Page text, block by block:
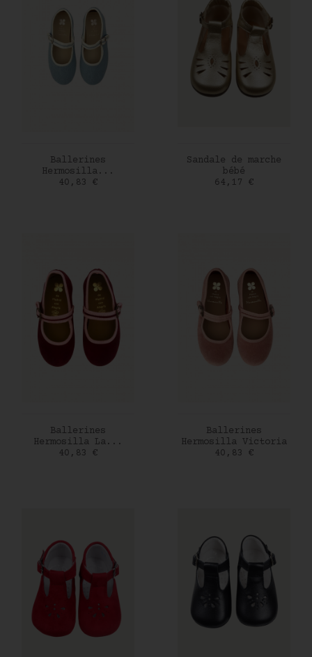
AJOUTER AU PANIER
Ballerines
Hermosilla...
Prix
40,83 €
AJOUTER AU PANIER
Sandale de marche
bébé
Prix
64,17 €
AJOUTER AU PANIER
Ballerines
Hermosilla La...
Prix
40,83 €
AJOUTER AU PANIER
Ballerines
Hermosilla Victoria
Prix
40,83 €